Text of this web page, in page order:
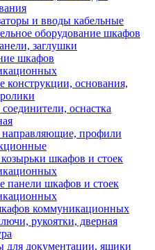
и вводы кабельные
оборудование шкафов
заглушки
шкафов
конструкции, основания,
оснастка
профили
шкафов и стоек
панели шкафов и стоек
коммуникационных
рукоятки, дверная
для документации, ящики